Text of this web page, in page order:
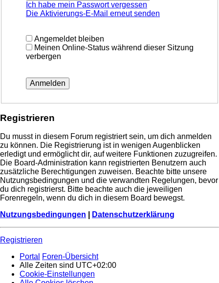
Ich habe mein Passwort vergessen
Die Aktivierungs-E-Mail erneut senden
Angemeldet bleiben
Meinen Online-Status während dieser Sitzung
verbergen
Registrieren
Du musst in diesem Forum registriert sein, um dich anmelden
zu können. Die Registrierung ist in wenigen Augenblicken
erledigt und ermöglicht dir, auf weitere Funktionen zuzugreifen.
Die Board-Administration kann registrierten Benutzern auch
zusätzliche Berechtigungen zuweisen. Beachte bitte unsere
Nutzungsbedingungen und die verwandten Regelungen, bevor
du dich registrierst. Bitte beachte auch die jeweiligen
Forenregeln, wenn du dich in diesem Board bewegst.
Nutzungsbedingungen
Datenschutzerklärung
Registrieren
Portal Foren-Übersicht
Alle Zeiten sind UTC+02:00
Cookie-Einstellungen